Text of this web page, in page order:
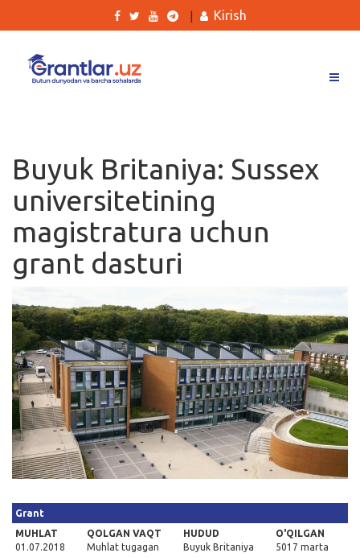
Ishlar
Kurslar
Blog
Yana
Qidirish
Kirish
Kirish
Buyuk Britaniya: Sussex
universitetining
magistratura uchun
grant dasturi
Grant
MUHLAT
01.07.2018
QOLGAN VAQT
Muhlat tugagan
HUDUD
Buyuk Britaniya
O'QILGAN
5017 marta